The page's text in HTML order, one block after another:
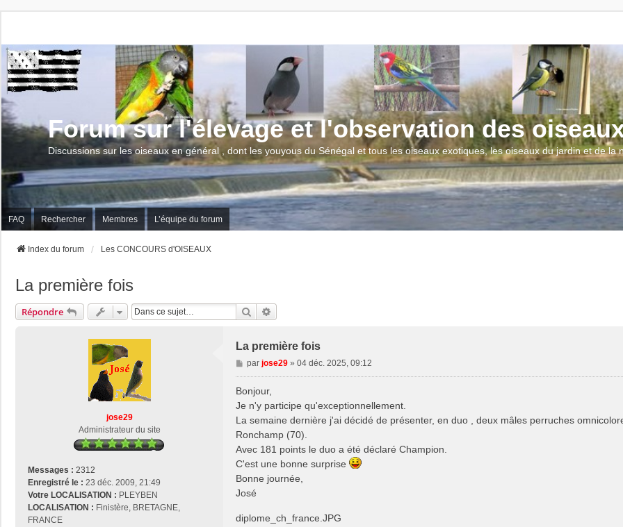
Forum sur l'élevage et l'observation des
Discussions sur les oiseaux en général , dont les youyous du Sénégal et tous les oiseaux exotiques, les oiseaux du jardin et de la
FAQ Rechercher Membres L’équipe du forum
Index du forum Les CONCOURS d'OISEAUX
La première fois
Répondre Rechercher
jose29
Administrateur du site
Messages : 2312
Enregistré le : 23 déc. 2009, 21:49
Votre LOCALISATION : PLEYBEN
LOCALISATION : Finistère, BRETAGNE,
FRANCE
La première fois
M
e
a
g
e
par jose29» 04 déc. 2025, 09:12
Bonjour,
Je n'y participe qu'exceptionnellement.
La semaine dernière j'ai décidé de présenter, en duo , deux mâles perruches
Ronchamp (70).
Avec 181 points le duo a été déclaré Champion.
C'est une bonne surprise
Bonne journée,
José
diplome_ch_france.JPG